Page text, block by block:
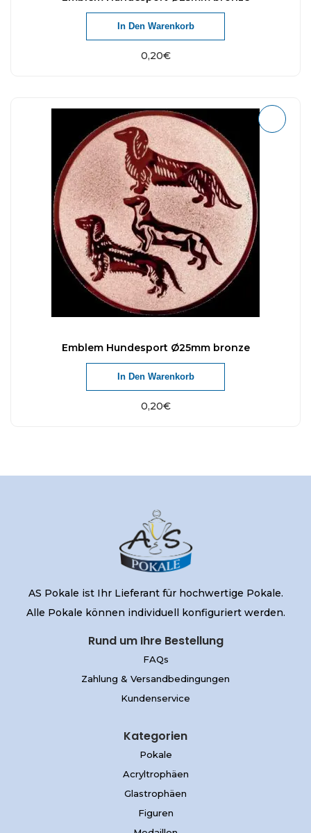
0,20€
In Den Warenkorb
Emblem Hundesport Ø25mm bronze
0,20€
In Den Warenkorb
AS Pokale ist Ihr Lieferant für hochwertige Pokale.
Alle Pokale können individuell konfiguriert werden.
Rund um Ihre Bestellung
FAQs
Zahlung & Versandbedingungen
Kundenservice
Kategorien
Pokale
Acryltrophäen
Glastrophäen
Figuren